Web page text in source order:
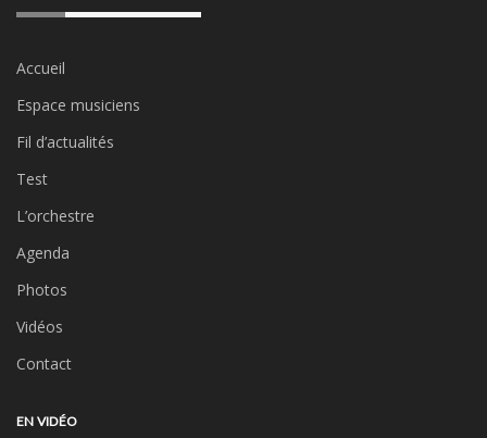
Accueil
Espace musiciens
Fil d’actualités
Test
L’orchestre
Agenda
Photos
Vidéos
Contact
EN VIDÉO